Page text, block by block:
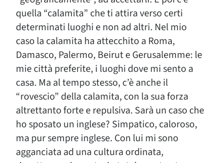
quella “calamita” che ti attira verso certi
determinati luoghi e non ad altri. Nel mio
caso la calamita ha attecchito a Roma,
Damasco, Palermo, Beirut e Gerusalemme: le
mie città preferite, i luoghi dove mi sento a
casa. Ma al tempo stesso, c’è anche il
“rovescio” della calamita, con la sua forza
altrettanto forte e repulsiva. Sarà un caso che
ho sposato un inglese? Simpatico, caloroso,
ma pur sempre inglese. Con lui mi sono
agganciata ad una cultura ordinata,